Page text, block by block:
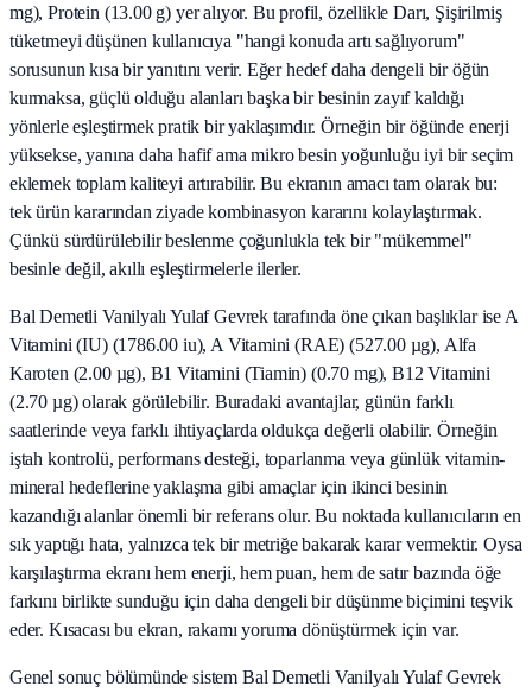
mg), Protein (13.00 g) yer alıyor. Bu profil, özellikle Darı, Şişirilmiş
tüketmeyi düşünen kullanıcıya "hangi konuda artı sağlıyorum"
sorusunun kısa bir yanıtını verir. Eğer hedef daha dengeli bir öğün
kurmaksa, güçlü olduğu alanları başka bir besinin zayıf kaldığı
yönlerle eşleştirmek pratik bir yaklaşımdır. Örneğin bir öğünde enerji
yüksekse, yanına daha hafif ama mikro besin yoğunluğu iyi bir seçim
eklemek toplam kaliteyi artırabilir. Bu ekranın amacı tam olarak bu:
tek ürün kararından ziyade kombinasyon kararını kolaylaştırmak.
Çünkü sürdürülebilir beslenme çoğunlukla tek bir "mükemmel"
besinle değil, akıllı eşleştirmelerle ilerler.
Bal Demetli Vanilyalı Yulaf Gevrek tarafında öne çıkan başlıklar ise A
Vitamini (IU) (1786.00 iu), A Vitamini (RAE) (527.00 µg), Alfa
Karoten (2.00 µg), B1 Vitamini (Tiamin) (0.70 mg), B12 Vitamini
(2.70 µg) olarak görülebilir. Buradaki avantajlar, günün farklı
saatlerinde veya farklı ihtiyaçlarda oldukça değerli olabilir. Örneğin
iştah kontrolü, performans desteği, toparlanma veya günlük vitamin-
mineral hedeflerine yaklaşma gibi amaçlar için ikinci besinin
kazandığı alanlar önemli bir referans olur. Bu noktada kullanıcıların en
sık yaptığı hata, yalnızca tek bir metriğe bakarak karar vermektir. Oysa
karşılaştırma ekranı hem enerji, hem puan, hem de satır bazında öğe
farkını birlikte sunduğu için daha dengeli bir düşünme biçimini teşvik
eder. Kısacası bu ekran, rakamı yoruma dönüştürmek için var.
Genel sonuç bölümünde sistem Bal Demetli Vanilyalı Yulaf Gevrek